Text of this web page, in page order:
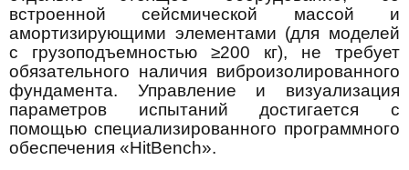
встроенной сейсмической массой и
амортизирующими элементами (для моделей
с грузоподъемностью ≥200 кг), не требует
обязательного наличия виброизолированного
фундамента. Управление и визуализация
параметров испытаний достигается с
помощью специализированного программного
обеспечения «HitBench».